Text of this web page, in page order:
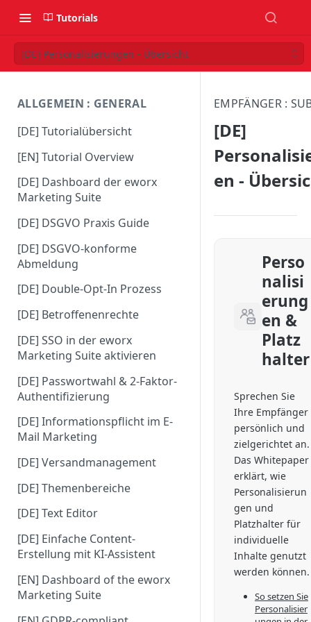
Tutorials
[DE] Personalisierungen - Übersicht
ALLGEMEIN : GENERAL
[DE] Tutorialübersicht
[EN] Tutorial Overview
[DE] Dashboard der eworx
Marketing Suite
[DE] DSGVO Praxis Guide
[DE] DSGVO-konforme
Abmeldung
[DE] Double-Opt-In Prozess
[DE] Betroffenenrechte
[DE] SSO in der eworx
Marketing Suite aktivieren
[DE] Passwortwahl & 2-Faktor-
Authentifizierung
[DE] Informationspflicht im E-
Mail Marketing
[DE] Versandmanagement
[DE] Themenbereiche
[DE] Text Editor
[DE] Einfache Content-
Erstellung mit KI-Assistent
[EN] Dashboard of the eworx
Marketing Suite
EMPFÄNGER :
[DE]
en -
Perso
nalisi
erung
en &
Platz
halter
Sprechen Sie
Ihre Empfänger
persönlich und
zielgerichtet an.
Das Whitepaper
erklärt, wie
Personalisierun
gen und
Platzhalter für
individuelle
Inhalte genutzt
werden können.
So setzen Sie
Personalisier